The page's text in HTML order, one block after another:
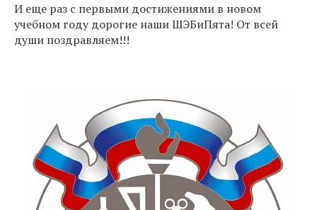
И еще раз с первыми достижениями в новом
учебном году дорогие наши ШЭБиПята! От всей
души поздравляем!!!